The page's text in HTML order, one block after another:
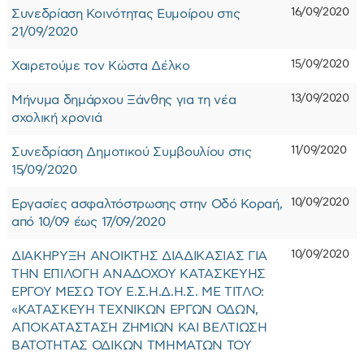
Συνεδρίαση Κοινότητας Ευμοίρου στις
21/09/2020
16/09/2020
Χαιρετούμε τον Κώστα Δέλκο 15/09/2020
Μήνυμα δημάρχου Ξάνθης για τη νέα
σχολική χρονιά
13/09/2020
Συνεδρίαση Δημοτικού Συμβουλίου στις
15/09/2020
11/09/2020
Εργασίες ασφαλτόστρωσης στην Οδό Κοραή,
από 10/09 έως 17/09/2020
10/09/2020
ΔΙΑΚΗΡΥΞΗ ΑΝΟΙΚΤΗΣ ΔΙΑΔΙΚΑΣΙΑΣ ΓΙΑ
ΤΗΝ ΕΠΙΛΟΓΗ ΑΝΑΔΟΧΟΥ ΚΑΤΑΣΚΕΥΗΣ
ΕΡΓΟΥ ΜΕΣΩ ΤΟΥ Ε.Σ.Η.Δ.Η.Σ. ΜΕ ΤΙΤΛΟ:
«ΚΑΤΑΣΚΕΥΗ ΤΕΧΝΙΚΩΝ ΕΡΓΩΝ ΟΔΩΝ,
ΑΠΟΚΑΤΑΣΤΑΣΗ ΖΗΜΙΩΝ ΚΑΙ ΒΕΛΤΙΩΣΗ
ΒΑΤΟΤΗΤΑΣ ΟΔΙΚΩΝ ΤΜΗΜΑΤΩΝ ΤΟΥ
10/09/2020